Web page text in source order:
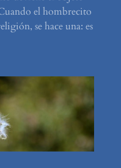
el hombrecito
se hace una: es